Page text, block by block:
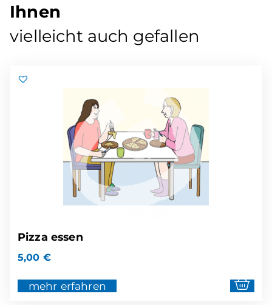
Ihnen
vielleicht auch gefallen
Pizza essen
5,00 €
mehr erfahren